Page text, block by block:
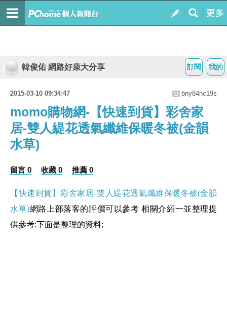
我的
訂閱
韓俊佑 網路好康大分享
2015-03-10 09:34:47 bny84nc19s
momo購物網-【快速到貨】彩舍家
居-雙人緹花透氣纖維保暖冬被(金韻
水草)
留言 0 收藏 0 推薦 0
【快速到貨】彩舍家居-雙人緹花透氣纖維保暖冬被(金韻
水草)網路上部落客的評價可以參考 相關介紹一並整理提
供參考:下面是整理的資料;